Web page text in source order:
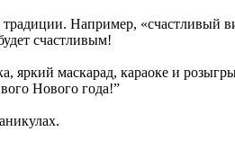
Например,
счастливым!
маскарад, караоке и
Нового года!”